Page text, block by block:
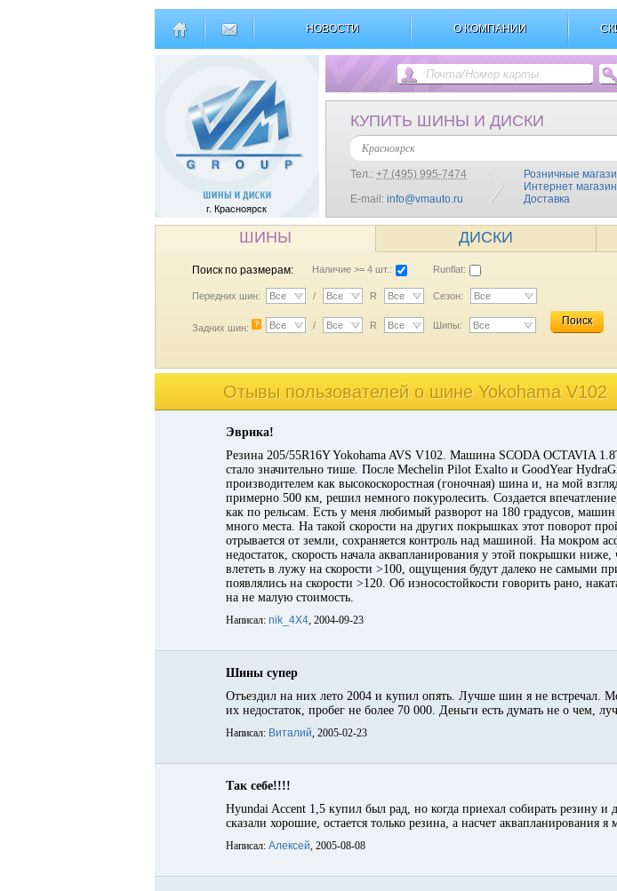
НОВОСТИ О КОМПАНИИ
г. Красноярск
КУПИТЬ ШИНЫ И ДИСКИ
Красноярск
Тел.: +7 (495) 995-7474
E-mail: info@vmauto.ru
Розничные
Интернет магазин
Доставка
ШИНЫ ДИСКИ
Поиск по размерам: Наличие >= 4 шт.: Runflat:
Передних шин: Все / Все R Все Сезон: Все
Задних шин: ? Все / Все R Все Шипы: Все Поиск
Отывы пользователей o шине Yokohama V102
Эврика!
Резина 205/55R16Y Yokohama AVS V102. Машина SCODA OCTAVIA
стало значительно тише. После Mechelin Pilot Exalto и GoodYear
производителем как высокоскоростная (гоночная) шина и, на мой
примерно 500 км, решил немного покуролесить. Создается
как по рельсам. Есть у меня любимый разворот на 180 градусов,
много места. На такой скорости на других покрышках этот поворот
отрывается от земли, сохраняется контроль над машиной. На мокром
недостаток, скорость начала аквапланирования у этой покрышки
влететь в лужу на скорости >100, ощущения будут далеко не самыми
появлялись на скорости >120. Об износостойкости говорить рано,
на не малую стоимость.
Написал: nik_4X4, 2004-09-23
Шины супер
Отъездил на них лето 2004 и купил опять. Лучше шин я не встречал.
их недостаток, пробег не более 70 000. Деньги есть думать не о чем,
Написал: Виталий, 2005-02-23
Так себе!!!!
Hyundai Accent 1,5 купил был рад, но когда приехал собирать резину
сказали хорошие, остается только резина, а насчет
Написал: Алексей, 2005-08-08